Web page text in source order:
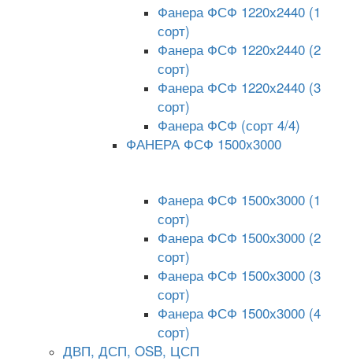
Фанера ФСФ 1220х2440 (1
сорт)
Фанера ФСФ 1220х2440 (2
сорт)
Фанера ФСФ 1220х2440 (3
сорт)
Фанера ФСФ (сорт 4/4)
ФАНЕРА ФСФ 1500х3000
Фанера ФСФ 1500х3000 (1
сорт)
Фанера ФСФ 1500х3000 (2
сорт)
Фанера ФСФ 1500х3000 (3
сорт)
Фанера ФСФ 1500х3000 (4
сорт)
ДВП, ДСП, OSB, ЦСП